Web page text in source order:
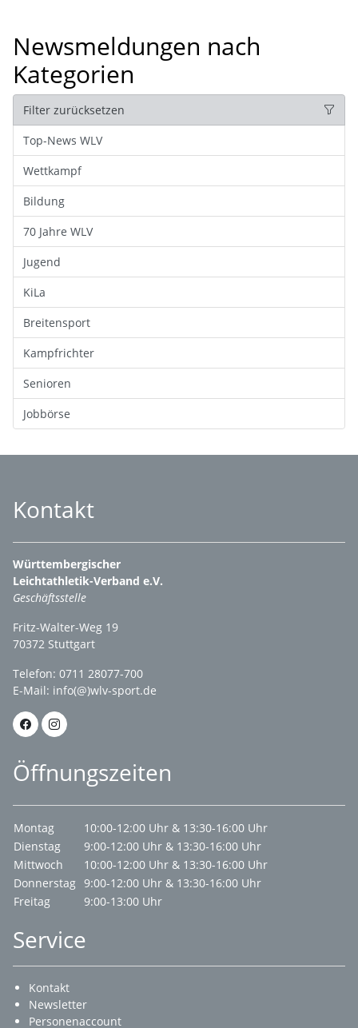
Newsmeldungen nach
Kategorien
Filter zurücksetzen
Top-News WLV
Wettkampf
Bildung
70 Jahre WLV
Jugend
KiLa
Breitensport
Kampfrichter
Senioren
Jobbörse
Kontakt
Württembergischer
Leichtathletik-Verband e.V.
Geschäftsstelle
Fritz-Walter-Weg 19
70372 Stuttgart
Telefon: 0711 28077-700
E-Mail: info(@)wlv-sport.de
Öffnungszeiten
Montag
10:00-12:00 Uhr & 13:30-16:00 Uhr
Dienstag
9:00-12:00 Uhr & 13:30-16:00 Uhr
Mittwoch
10:00-12:00 Uhr & 13:30-16:00 Uhr
Donnerstag 9:00-12:00 Uhr & 13:30-16:00 Uhr
Freitag
9:00-13:00 Uhr
Service
Kontakt
Newsletter
Personenaccount